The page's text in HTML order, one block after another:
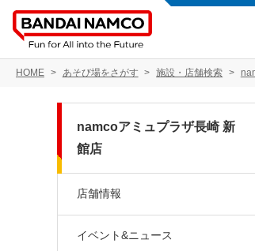
HOME あそび場をさがす 施設・店舗検索
namcoアミュプラザ長崎 新
館店
店舗情報
イベント&ニュース